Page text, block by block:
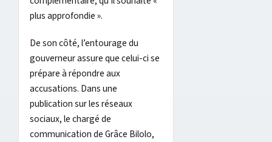
plus approfondie ».
De son côté, l’entourage du
gouverneur assure que celui-ci se
prépare à répondre aux
accusations. Dans une
publication sur les réseaux
sociaux, le chargé de
communication de Grâce Bilolo,